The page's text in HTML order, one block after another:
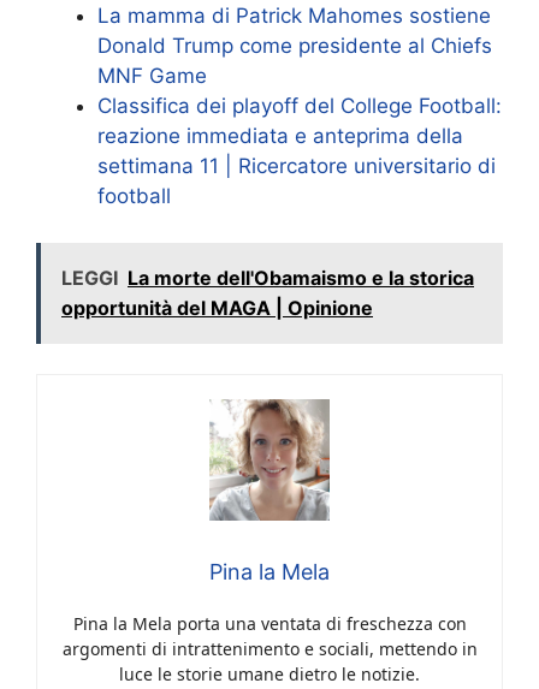
La mamma di Patrick Mahomes sostiene
Donald Trump come presidente al Chiefs
MNF Game
Classifica dei playoff del College Football:
reazione immediata e anteprima della
settimana 11 | Ricercatore universitario di
football
LEGGI La morte dell'Obamaismo e la storica
opportunità del MAGA | Opinione
Pina la Mela
Pina la Mela porta una ventata di freschezza con
argomenti di intrattenimento e sociali, mettendo in
luce le storie umane dietro le notizie.